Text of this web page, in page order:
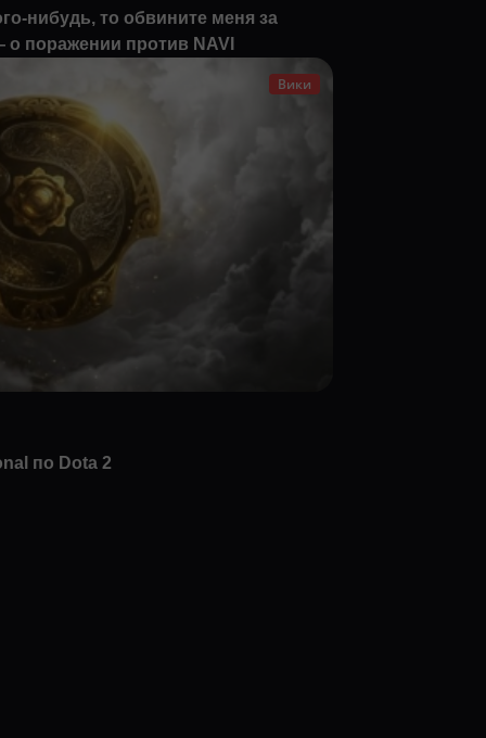
нибудь, то обвините меня за
поражении против NAVI
Вики
по Dota 2